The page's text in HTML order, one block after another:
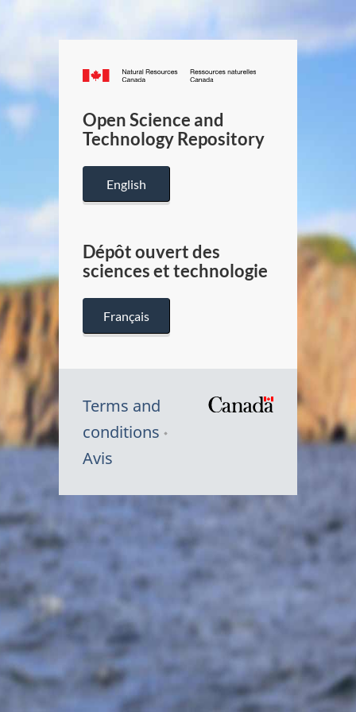
Canada.ca
/
Canada
Open Science and
Technology Repository
English
Dépôt ouvert des
sciences et technologie
Français
Terms and
conditions
Avis
Symbole
Canada